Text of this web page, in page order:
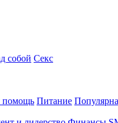
собой Секс
помощь Питание